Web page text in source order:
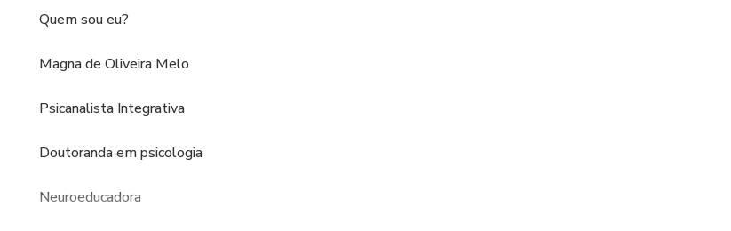
Quem sou eu?
Magna de Oliveira Melo
Psicanalista Integrativa
Doutoranda em psicologia
Neuroeducadora